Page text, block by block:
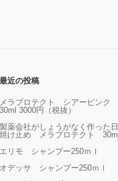
最近の投稿
メラプロテクト シアーピンク
30ml 3000円（税抜）
製薬会社がしょうがなく作った日
焼け止め メラプロテクト 30ml
エリモ シャンプー250ｍｌ
オデッサ シャンプー250ｍｌ